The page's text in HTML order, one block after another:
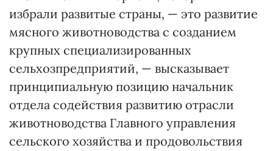
избрали развитые страны, — это развитие
мясного животноводства с созданием
крупных специализированных
сельхозпредприятий, — высказывает
принципиальную позицию начальник
отдела содействия развитию отрасли
животноводства Главного управления
сельского хозяйства и продовольствия